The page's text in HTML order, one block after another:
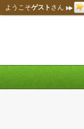
ようこそゲスト さん